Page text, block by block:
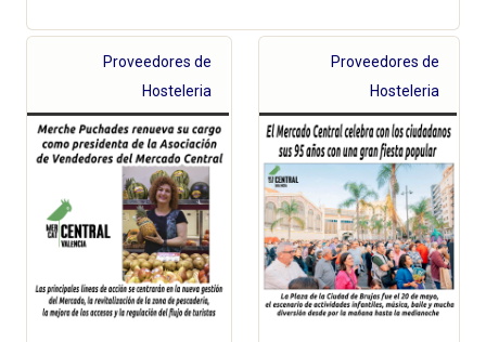
Proveedores de
Hosteleria
Proveedores de
Hosteleria